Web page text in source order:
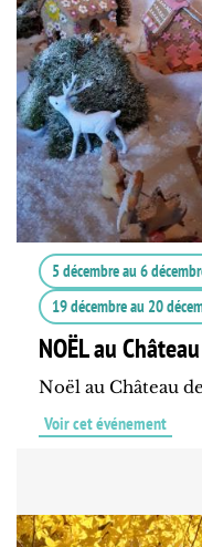
5 décembreau6
19 décembreau 20
NOËL au
Noël au Château
Voir cet événement